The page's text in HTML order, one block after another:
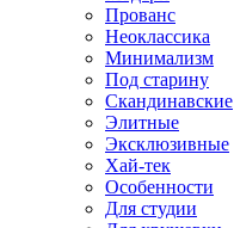
Прованс
Неоклассика
Минимализм
Под старину
Скандинавские
Элитные
Эксклюзивные
Хай-тек
Особенности
Для студии